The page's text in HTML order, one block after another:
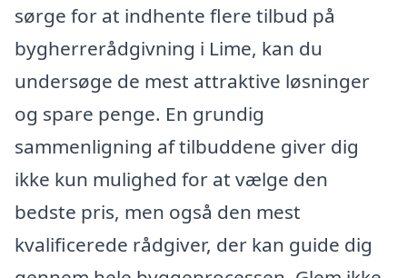
sørge for at indhente flere tilbud på
bygherrerådgivning i Lime, kan du
undersøge de mest attraktive løsninger
og spare penge. En grundig
sammenligning af tilbuddene giver dig
ikke kun mulighed for at vælge den
bedste pris, men også den mest
kvalificerede rådgiver, der kan guide dig